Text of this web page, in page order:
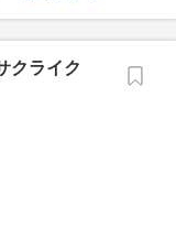
クライク